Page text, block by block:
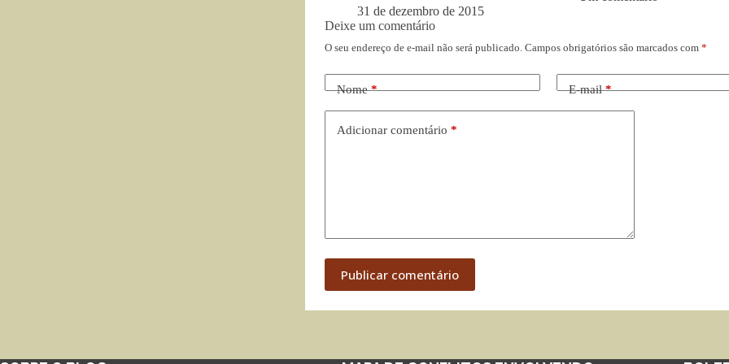
31 de dezembro de 2015
Deixe um comentário
O seu endereço de e-mail não será publicado. Campos obrigatórios são marcados com *
Nome* E-mail*
Adicionar comentário *
Publicar comentário